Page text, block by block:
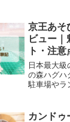
京王あそ
ビュー
ト・注
日本最大
の森ハグハ
駐車場やラ
カンドゥ